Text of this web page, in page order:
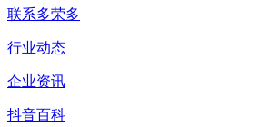
联系多荣多
行业动态
企业资讯
抖音百科